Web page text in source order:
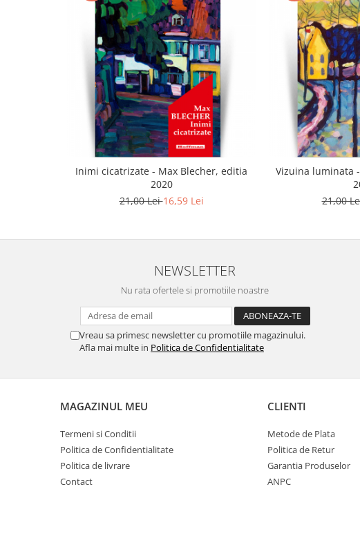
Inimi cicatrizate - Max Blecher, editia
2020
21,00 Lei16,59 Lei
Vizuina luminata
21,00
NEWSLETTER
Nu rata ofertele si promotiile noastre
Vreau sa primesc newsletter cu promotiile magazinului.
Afla mai multe in Politica de Confidentialitate
MAGAZINUL MEU
Termeni si Conditii
Politica de Confidentialitate
Politica de livrare
Contact
CLIENTI
Metode de Plata
Politica de Retur
Garantia Produselor
ANPC